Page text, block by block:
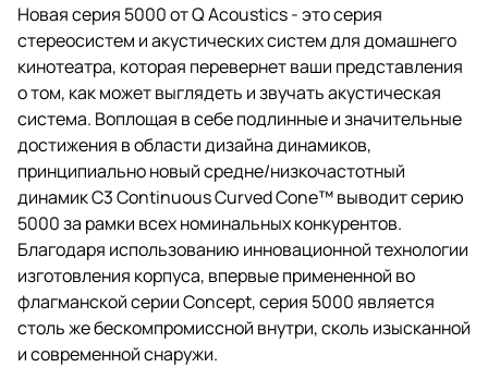
Новая серия 5000 от Q Acoustics - это серия
стереосистем и акустических систем для домашнего
кинотеатра, которая перевернет ваши представления
о том, как может выглядеть и звучать акустическая
система. Воплощая в себе подлинные и значительные
достижения в области дизайна динамиков,
принципиально новый средне/низкочастотный
динамик C3 Continuous Curved Cone™ выводит серию
5000 за рамки всех номинальных конкурентов.
Благодаря использованию инновационной технологии
изготовления корпуса, впервые примененной во
флагманской серии Concept, серия 5000 является
столь же бескомпромиссной внутри, сколь изысканной
и современной снаружи.